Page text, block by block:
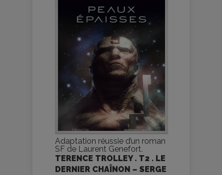
Adaptation réussie d’un roman
SF de Laurent Genefort.
TERENCE TROLLEY . T2 . LE
DERNIER CHAÎNON – SERGE